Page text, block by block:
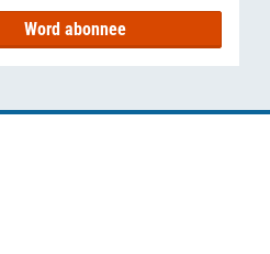
Word abonnee